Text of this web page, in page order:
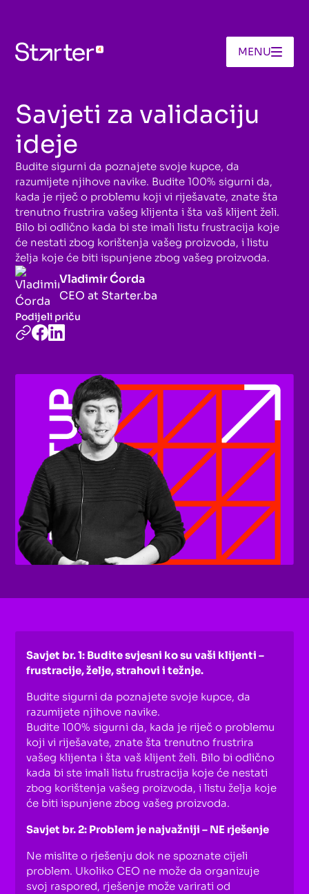
MENU
Savjeti za validaciju
ideje
Budite sigurni da poznajete svoje kupce, da
razumijete njihove navike. Budite 100% sigurni da,
kada je riječ o problemu koji vi riješavate, znate šta
trenutno frustrira vašeg klijenta i šta vaš klijent želi.
Bilo bi odlično kada bi ste imali listu frustracija koje
će nestati zbog korištenja vašeg proizvoda, i listu
želja koje će biti ispunjene zbog vašeg proizvoda.
Vladimir Ćorda
CEO at Starter.ba
Podijeli priču
Savjet br. 1: Budite svjesni ko su vaši klijenti –
frustracije, želje, strahovi i težnje.
Budite sigurni da poznajete svoje kupce, da
razumijete njihove navike.
Budite 100% sigurni da, kada je riječ o problemu
koji vi riješavate, znate šta trenutno frustrira
vašeg klijenta i šta vaš klijent želi. Bilo bi odlično
kada bi ste imali listu frustracija koje će nestati
zbog korištenja vašeg proizvoda, i listu želja koje
će biti ispunjene zbog vašeg proizvoda.
Savjet br. 2: Problem je najvažniji – NE rješenje
Ne mislite o rješenju dok ne spoznate cijeli
problem. Ukoliko CEO ne može da organizuje
svoj raspored, rješenje može varirati od